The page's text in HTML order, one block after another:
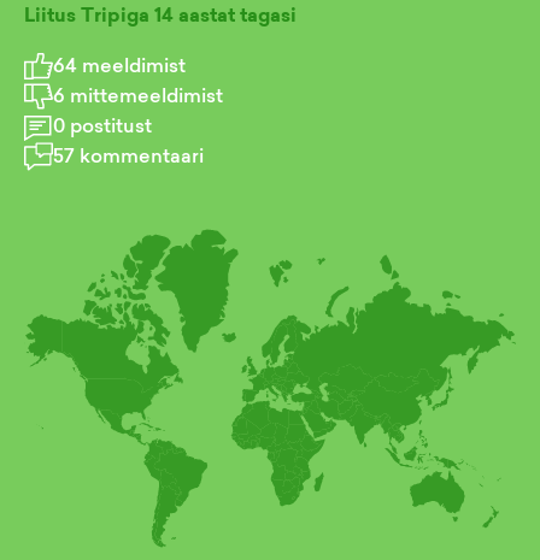
Liitus Tripiga 14 aastat tagasi
64 meeldimist
6 mittemeeldimist
0 postitust
57 kommentaari